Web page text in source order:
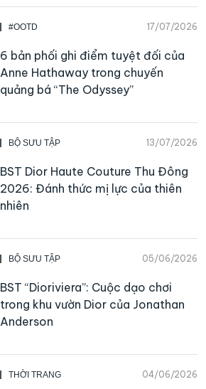
#OOTD 17/07/2026
6 bản phối ghi điểm tuyệt đối của
Anne Hathaway trong chuyến
quảng bá “The Odyssey”
BỘ SƯU TẬP 13/07/2026
BST Dior Haute Couture Thu Đông
2026: Đánh thức mị lực của thiên
nhiên
BỘ SƯU TẬP 05/06/2026
BST “Dioriviera”: Cuộc dạo chơi
trong khu vườn Dior của Jonathan
Anderson
THỜI TRANG 04/06/2026